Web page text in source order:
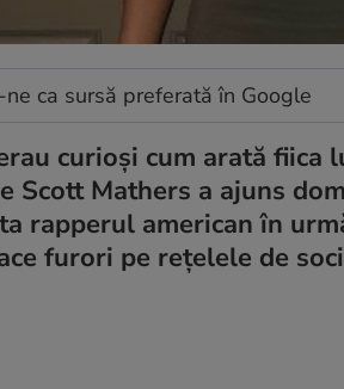
ca sursă preferată în Google
curioși cum arată fiica
Scott Mathers a ajuns
rapperul american în
furori pe rețelele de